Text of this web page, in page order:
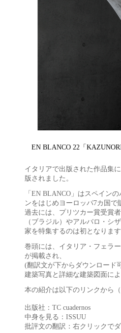
EN BLANCO 22「
イタリアで出版された作品集
版されました。
「EN BLANCO」はスペイン
ンをはじめヨーロッパ7カ国
過去には、プリツカー賞受賞
（ブラジル）やアルバロ・シ
家を特集するのは初となりま
巻頭には、イタリア・フェラ
が掲載され、
(翻訳文が下からダウンロード
建築写真と詳細な建築図面に
本の紹介は以下のリンクから
出版社： TC cuadernos
中身を見る： ISSUU
批評文の翻訳：右クリックで